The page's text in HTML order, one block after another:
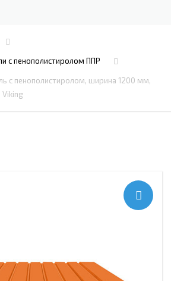
с пенополистиролом ППР
с пенополистиролом, ширина 1200 мм,